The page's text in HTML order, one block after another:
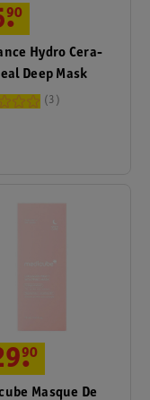
Hydro Cera-
Deep Mask
.
90
3
Masque De
.
90